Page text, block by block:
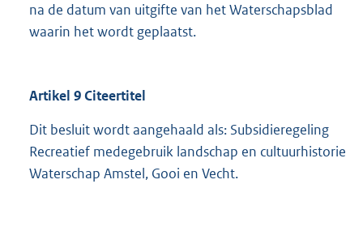
na de datum van uitgifte van het Waterschapsblad
waarin het wordt geplaatst.
Artikel 9 Citeertitel
Dit besluit wordt aangehaald als: Subsidieregeling
Recreatief medegebruik landschap en cultuurhistorie
Waterschap Amstel, Gooi en Vecht.